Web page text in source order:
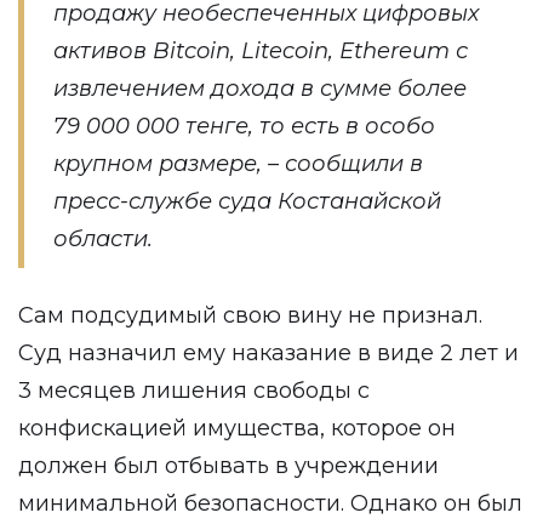
продажу необеспеченных цифровых
активов Bitcoin, Litecoin, Еthereum с
извлечением дохода в сумме более
79 000 000 тенге, то есть в особо
крупном размере, – сообщили в
пресс-службе суда Костанайской
области.
Сам подсудимый свою вину не признал.
Суд назначил ему наказание в виде 2 лет и
3 месяцев лишения свободы с
конфискацией имущества, которое он
должен был отбывать в учреждении
минимальной безопасности. Однако он был